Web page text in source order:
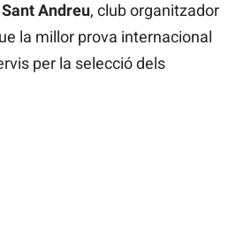
Andreu, club organitzador
la millor prova internacional
per la selecció dels